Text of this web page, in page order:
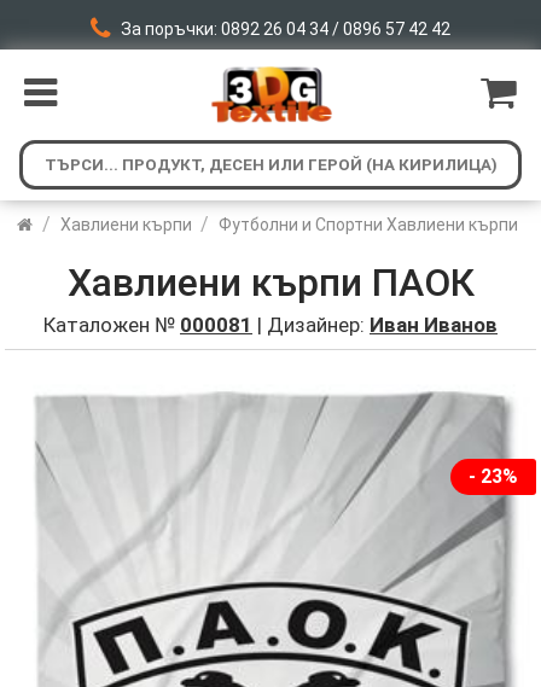
За поръчки: 0892 26 04 34 / 0896 57 42 42
/ Хавлиени кърпи / Футболни и Спортни Хавлиени кърпи
Хавлиени кърпи ПАОК
Каталожен № 000081 | Дизайнер: Иван Иванов
- 23%